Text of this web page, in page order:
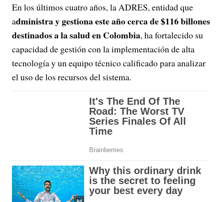
En los últimos cuatro años, la ADRES, entidad que
administra y gestiona este año cerca de $116 billones
destinados a la salud en Colombia, ha fortalecido su
capacidad de gestión con la implementación de alta
tecnología y un equipo técnico calificado para analizar
el uso de los recursos del sistema.